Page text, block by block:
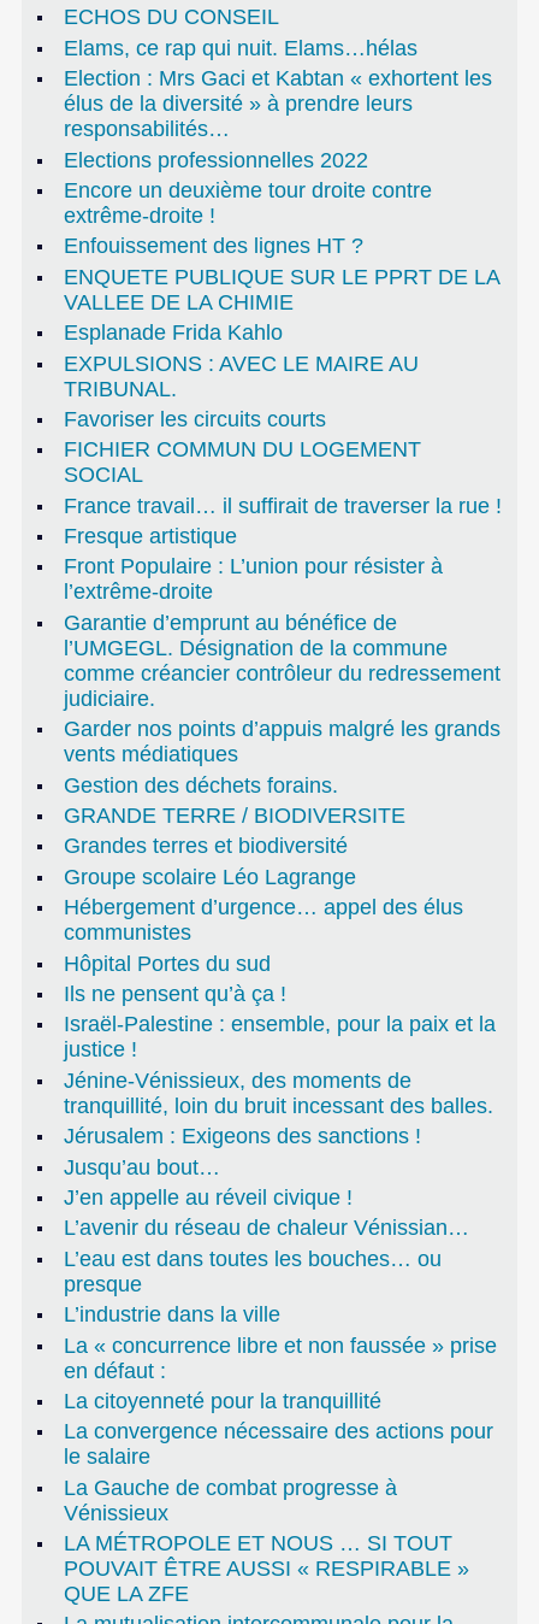
ECHOS DU CONSEIL
Elams, ce rap qui nuit. Elams…hélas
Election : Mrs Gaci et Kabtan « exhortent les
élus de la diversité » à prendre leurs
responsabilités…
Elections professionnelles 2022
Encore un deuxième tour droite contre
extrême-droite !
Enfouissement des lignes HT ?
ENQUETE PUBLIQUE SUR LE PPRT DE LA
VALLEE DE LA CHIMIE
Esplanade Frida Kahlo
EXPULSIONS : AVEC LE MAIRE AU
TRIBUNAL.
Favoriser les circuits courts
FICHIER COMMUN DU LOGEMENT
SOCIAL
France travail… il suffirait de traverser la rue !
Fresque artistique
Front Populaire : L’union pour résister à
l’extrême-droite
Garantie d’emprunt au bénéfice de
l’UMGEGL. Désignation de la commune
comme créancier contrôleur du redressement
judiciaire.
Garder nos points d’appuis malgré les grands
vents médiatiques
Gestion des déchets forains.
GRANDE TERRE / BIODIVERSITE
Grandes terres et biodiversité
Groupe scolaire Léo Lagrange
Hébergement d’urgence… appel des élus
communistes
Hôpital Portes du sud
Ils ne pensent qu’à ça !
Israël-Palestine : ensemble, pour la paix et la
justice !
Jénine-Vénissieux, des moments de
tranquillité, loin du bruit incessant des balles.
Jérusalem : Exigeons des sanctions !
Jusqu’au bout…
J’en appelle au réveil civique !
L’avenir du réseau de chaleur Vénissian…
L’eau est dans toutes les bouches… ou
presque
L’industrie dans la ville
La « concurrence libre et non faussée » prise
en défaut :
La citoyenneté pour la tranquillité
La convergence nécessaire des actions pour
le salaire
La Gauche de combat progresse à
Vénissieux
LA MÉTROPOLE ET NOUS … SI TOUT
POUVAIT ÊTRE AUSSI « RESPIRABLE »
QUE LA ZFE